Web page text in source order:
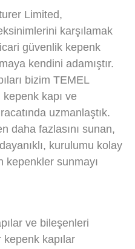
Limited,
karşılamak
güvenlik kepenk
kendini adamıştır.
bizim TEMEL
kapı ve
uzmanlaştık.
daha fazlasını sunan,
kurulumu kolay
kepenkler sunmayı
ve bileşenleri
kepenk kapılar